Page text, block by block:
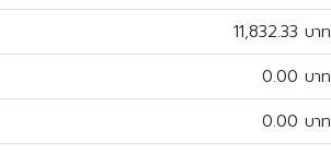
11,832.33 บาท
0.00 บาท
0.00 บาท